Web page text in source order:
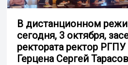
В дистанционном
сегодня, 3 октября,
ректората ректор
Герцена Сергей Тарасов